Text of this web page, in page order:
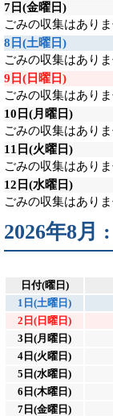
7日(金曜日)
ごみの収集はありま
8日(土曜日)
ごみの収集はありま
9日(日曜日)
ごみの収集はありま
10日(月曜日)
ごみの収集はありま
11日(火曜日)
ごみの収集はありま
12日(水曜日)
ごみの収集はありま
2026年8月
日付(曜日)
1日(土曜日)
2日(日曜日)
3日(月曜日)
4日(火曜日)
5日(水曜日)
6日(木曜日)
7日(金曜日)